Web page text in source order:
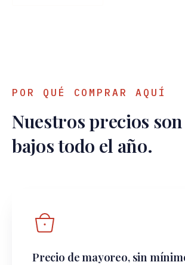
POR QUÉ COMPRAR AQUÍ
Nuestros precios son
bajos todo el año.
Precio de mayoreo, sin